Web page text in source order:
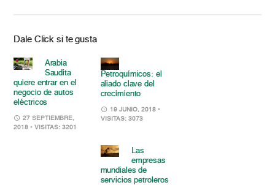
Dale Click si te gusta
Arabia
Saudita
quiere entrar en el
negocio de autos
eléctricos
27 SEPTIEMBRE,
2018 • VISITAS: 3201
Petroquímicos: el
aliado clave del
crecimiento
19 JUNIO, 2018 •
VISITAS: 3073
Las
empresas
mundiales de
servicios petroleros